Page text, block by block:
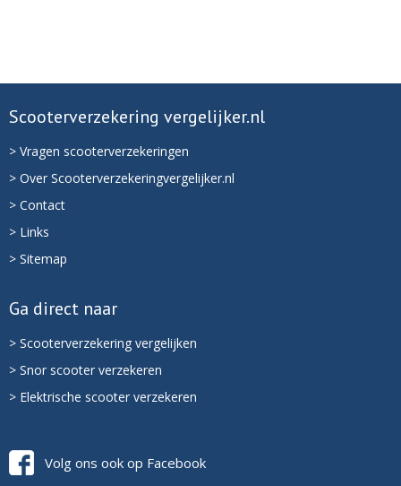
Scooterverzekering vergelijker.nl
> Vragen scooterverzekeringen
> Over Scooterverzekeringvergelijker.nl
> Contact
> Links
> Sitemap
Ga direct naar
> Scooterverzekering vergelijken
> Snor scooter verzekeren
> Elektrische scooter verzekeren
Volg ons ook op Facebook